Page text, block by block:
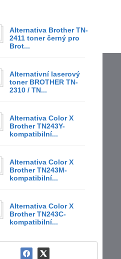
Alternativa Brother TN-
2411 toner černý pro
Brot...
Alternativní laserový
toner BROTHER TN-
2310 / TN...
Alternativa Color X
Brother TN243Y-
kompatibilní...
Alternativa Color X
Brother TN243M-
kompatibilní...
Alternativa Color X
Brother TN243C-
kompatibilní...